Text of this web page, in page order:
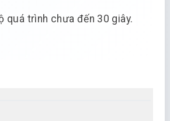
quá trình chưa đến 30 giây.